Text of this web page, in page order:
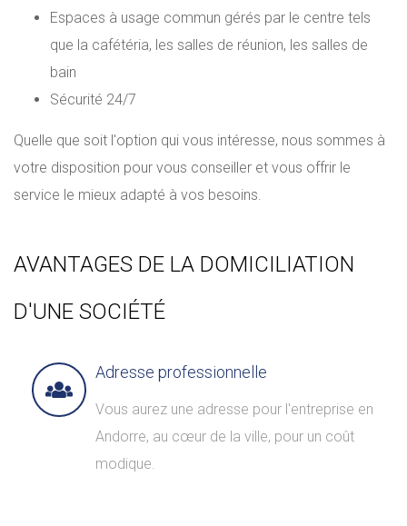
Espaces à usage commun gérés par le centre tels
que la cafétéria, les salles de réunion, les salles de
bain
Sécurité 24/7
Quelle que soit l'option qui vous intéresse, nous sommes à
votre disposition pour vous conseiller et vous offrir le
service le mieux adapté à vos besoins.
AVANTAGES DE LA DOMICILIATION
D'UNE SOCIÉTÉ
Adresse professionnelle
Vous aurez une adresse pour l'entreprise en
Andorre, au cœur de la ville, pour un coût
modique.